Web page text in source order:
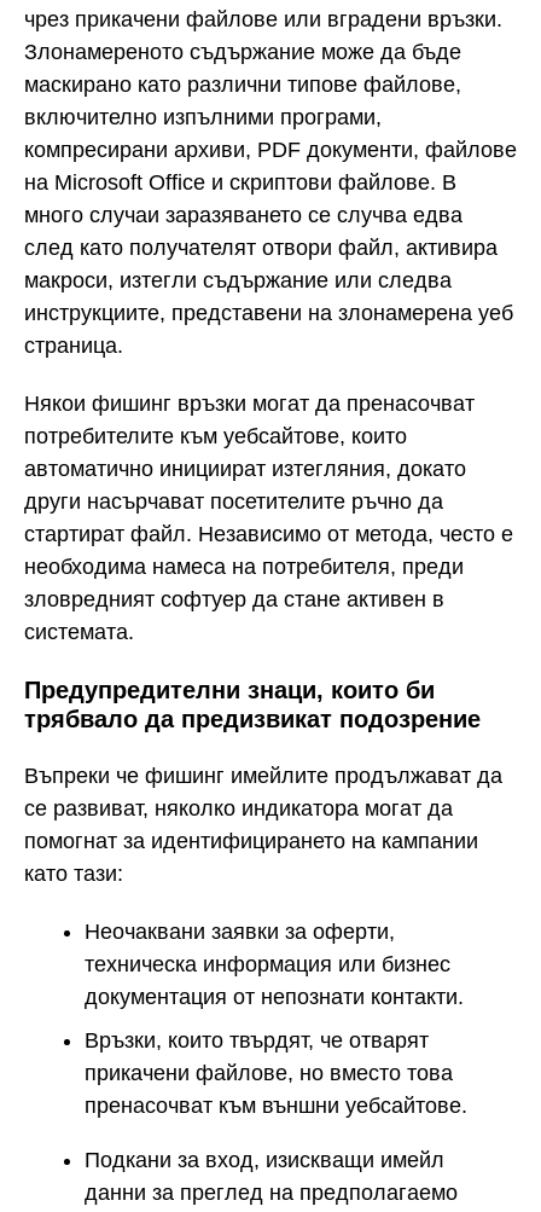
чрез прикачени файлове или вградени връзки.
Злонамереното съдържание може да бъде
маскирано като различни типове файлове,
включително изпълними програми,
компресирани архиви, PDF документи, файлове
на Microsoft Office и скриптови файлове. В
много случаи заразяването се случва едва
след като получателят отвори файл, активира
макроси, изтегли съдържание или следва
инструкциите, представени на злонамерена уеб
страница.
Някои фишинг връзки могат да пренасочват
потребителите към уебсайтове, които
автоматично инициират изтегляния, докато
други насърчават посетителите ръчно да
стартират файл. Независимо от метода, често е
необходима намеса на потребителя, преди
зловредният софтуер да стане активен в
системата.
Предупредителни знаци, които би
трябвало да предизвикат подозрение
Въпреки че фишинг имейлите продължават да
се развиват, няколко индикатора могат да
помогнат за идентифицирането на кампании
като тази:
Неочаквани заявки за оферти,
техническа информация или бизнес
документация от непознати контакти.
Връзки, които твърдят, че отварят
прикачени файлове, но вместо това
пренасочват към външни уебсайтове.
Подкани за вход, изискващи имейл
данни за преглед на предполагаемо